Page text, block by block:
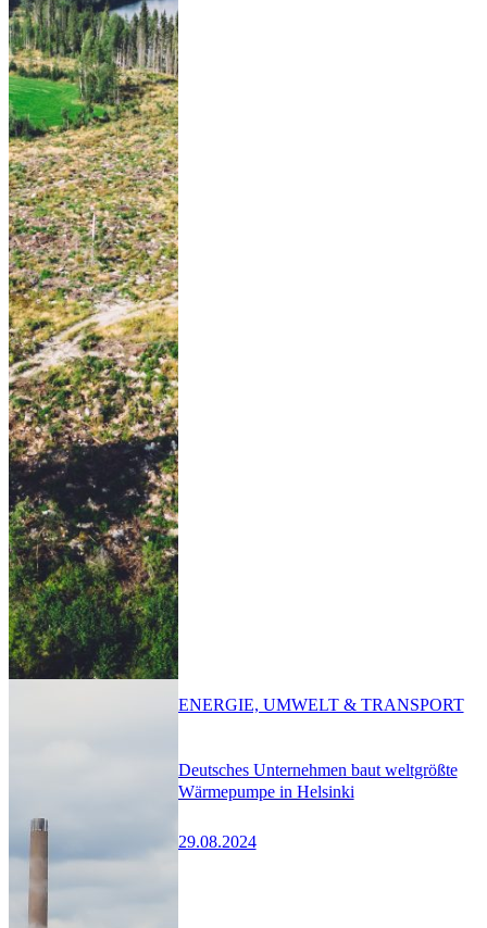
Deutsches Unternehmen baut weltgrößte
Wärmepumpe in Helsinki
29.08.2024
ENERGIE, UMWELT & TRANSPORT